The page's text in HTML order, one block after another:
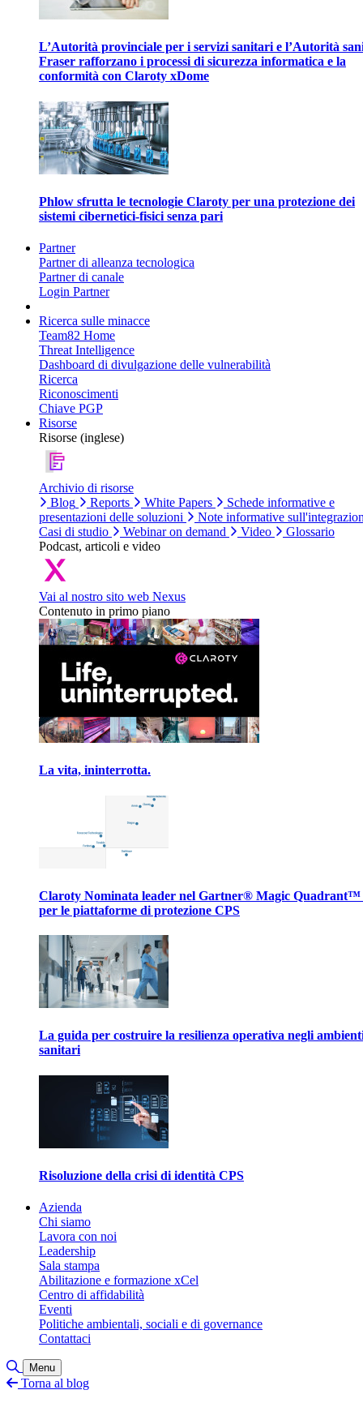
L’Autorità provinciale per i servizi sanitari e l’Autorità
Fraser rafforzano i processi di sicurezza informatica e la
conformità con Claroty xDome
Phlow sfrutta le tecnologie Claroty per una protezione dei
sistemi cibernetici-fisici senza pari
Partner
Partner di alleanza tecnologica
Partner di canale
Login Partner
Ricerca sulle minacce
Team82 Home
Threat Intelligence
Dashboard di divulgazione delle vulnerabilità
Ricerca
Riconoscimenti
Chiave PGP
Risorse
Risorse (inglese)
Archivio di risorse
Blog
Reports White Papers
Schede informative e
presentazioni delle soluzioni
Note informative
Casi di studio
Webinar on demand Video
Glossario
Podcast, articoli e video
Vai al nostro sito web Nexus
Contenuto in primo piano
La vita, ininterrotta.
Claroty Nominata leader nel Gartner® Magic Quadrant™
per le piattaforme di protezione CPS
La guida per costruire la resilienza operativa negli
sanitari
Risoluzione della crisi di identità CPS
Azienda
Chi siamo
Lavora con noi
Leadership
Sala stampa
Abilitazione e formazione xCel
Centro di affidabilità
Eventi
Politiche ambientali, sociali e di governance
Contattaci
Attiva/disattiva ricerca
Menu
Torna al blog